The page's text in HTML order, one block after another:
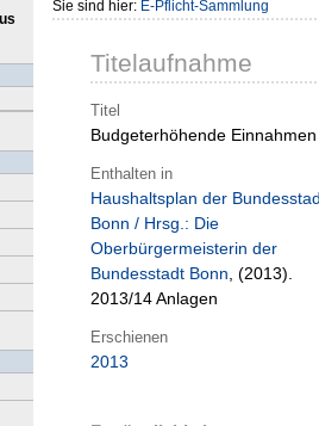
Sie sind hier: E-Pflicht-Sammlung
Titelaufnahme
Titel
Budgeterhöhende Einnahmen
Enthalten in
Haushaltsplan der
Bonn / Hrsg.: Die
Oberbürgermeisterin der
Bundesstadt Bonn, (2013).
2013/14 Anlagen
Erschienen
2013